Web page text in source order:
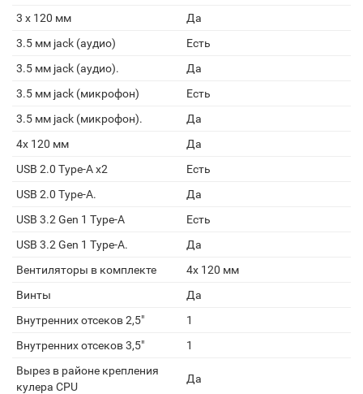
3 x 120 мм
Да
3.5 мм jack (аудио)
Есть
3.5 мм jack (аудио).
Да
3.5 мм jack (микрофон)
Есть
3.5 мм jack (микрофон).
Да
4x 120 мм
Да
USB 2.0 Type-A х2
Есть
USB 2.0 Type-A.
Да
USB 3.2 Gen 1 Type-A
Есть
USB 3.2 Gen 1 Type-A.
Да
Вентиляторы в комплекте
4x 120 мм
Винты
Да
Внутренних отсеков 2,5"
1
Внутренних отсеков 3,5"
1
Вырез в районе крепления
кулера CPU
Да